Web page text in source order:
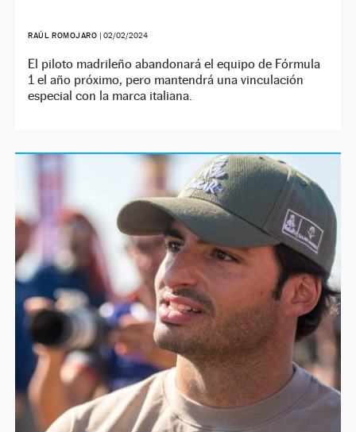
RAÚL ROMOJARO | 02/02/2024
El piloto madrileño abandonará el equipo de Fórmula
1 el año próximo, pero mantendrá una vinculación
especial con la marca italiana.